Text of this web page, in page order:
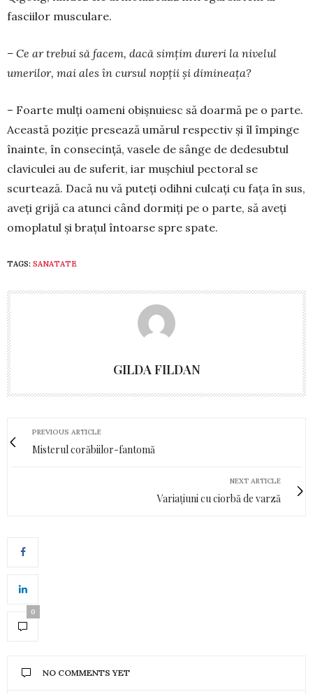
fasciilor muscu­lare.
– Ce ar trebui să facem, dacă simțim dureri la nivelul
umerilor, mai ales în cursul nopții și dimineața?
– Foarte mulți oameni obiș­nuiesc să doarmă pe o parte.
Această poziție presează umă­rul respectiv și îl împinge
înainte, în consecință, vasele de sânge de dedesubtul
claviculei au de suferit, iar mușchiul pectoral se
scurtează. Dacă nu vă puteți odihni culcați cu fața în sus,
aveți grijă ca atunci când dormiți pe o parte, să aveți
omoplatul și brațul întoar­se spre spate.
TAGS: SANATATE
GILDA FILDAN
PREVIOUS ARTICLE
Misterul corăbiilor-fantomă
NEXT ARTICLE
Variațiuni cu ciorbă de varză
0
NO COMMENTS YET